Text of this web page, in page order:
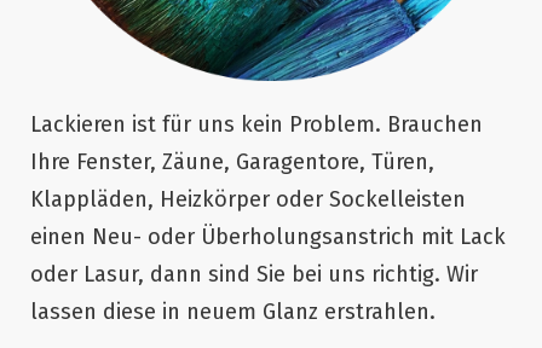
Lackieren ist für uns kein Problem. Brauchen
Ihre Fenster, Zäune, Garagentore, Türen,
Klappläden, Heizkörper oder Sockelleisten
einen Neu- oder Überholungsanstrich mit Lack
oder Lasur, dann sind Sie bei uns richtig. Wir
lassen diese in neuem Glanz erstrahlen.